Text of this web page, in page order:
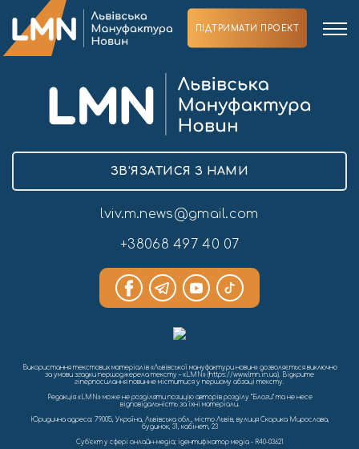
ПІДТРИМАТИ ПРОЕКТ
ЗВ’ЯЗАТИСЯ З НАМИ
lviv.m.news@gmail.com
+38068 497 40 07
Використання текстових матеріалів «Львівської мануфактури новин» дозволяється виключно
за умови згадки першоджерела тексту – «LMN» (https://www.lmn.in.ua). Відкрите
гіперпосилання повинне міститися у першому абзаці тексту.
Редакція «LMN» може не розділяти позицію авторів розділу “Блоги” та не несе
відповідальність за їхні матеріали.
Юридична адреса: 79005, Україна, Львівська обл., місто Львів, вулиця Скорика Мирослава,
будинок, 31, кабінет, 23
Cуб'єкт у сфері онлайн-медіа; ідентифікатор медіа - R40-03621